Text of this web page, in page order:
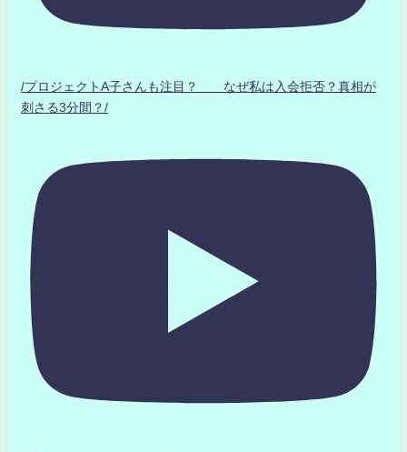
/プロジェクトA子さんも注目？ なぜ私は入会拒否？真相が
刺さる3分間？/